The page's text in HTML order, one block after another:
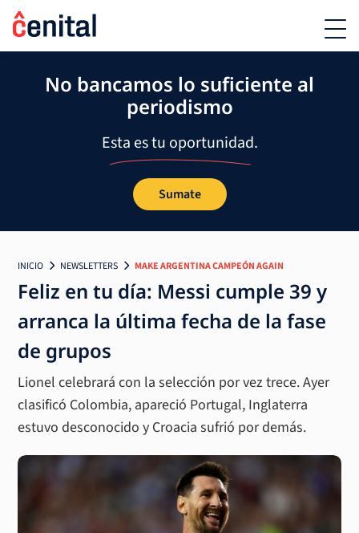
No bancamos lo suficiente al
periodismo
Esta es tu oportunidad.
Sumate
INICIO NEWSLETTERS MAKE ARGENTINA CAMPEÓN AGAIN
Feliz en tu día: Messi cumple 39 y
arranca la última fecha de la fase
de grupos
Lionel celebrará con la selección por vez trece. Ayer
clasificó Colombia, apareció Portugal, Inglaterra
estuvo desconocido y Croacia sufrió por demás.